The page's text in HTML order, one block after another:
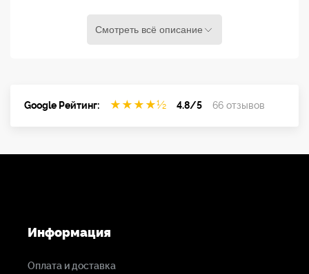
Смотреть всё описание
Google Рейтинг: ★ ★ ★ ★½ 4.8/5 66 отзывов
Информация
Оплата и доставка